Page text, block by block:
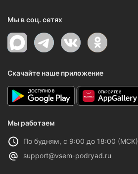
Мы в соц. сетях
Скачайте наше приложение
Мы работаем
По будням, с 9:00 до 18:00 (МСК)
support@vsem-podryad.ru